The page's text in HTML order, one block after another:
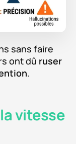
sans faire
ont dû ruser
.
vitesse